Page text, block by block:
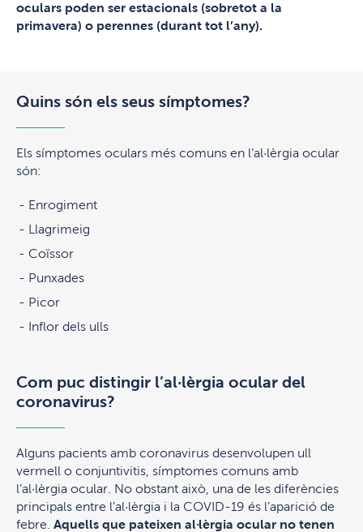
oculars poden ser estacionals (sobretot a la
primavera) o perennes (durant tot l’any).
Quins són els seus símptomes?
Els símptomes oculars més comuns en l’al·lèrgia ocular
són:
Enrogiment
Llagrimeig
Coïssor
Punxades
Picor
Inflor dels ulls
Com puc distingir l’al·lèrgia ocular del
coronavirus?
Alguns pacients amb coronavirus desenvolupen ull
vermell o conjuntivitis, símptomes comuns amb
l’al·lèrgia ocular. No obstant això, una de les diferències
principals entre l’al·lèrgia i la COVID-19 és l’aparició de
febre. Aquells que pateixen al·lèrgia ocular no tenen